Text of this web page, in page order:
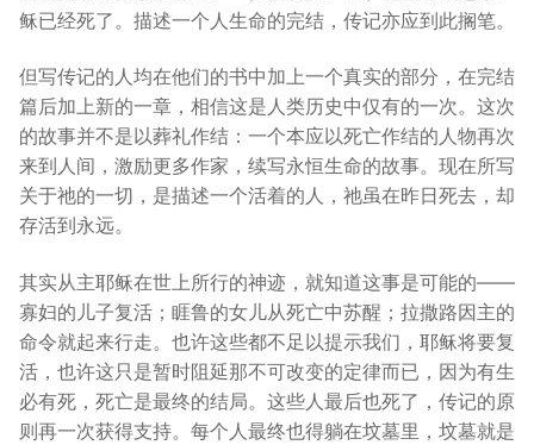
稣已经死了。描述一个人生命的完结，传记亦应到此搁笔。
但写传记的人均在他们的书中加上一个真实的部分，在完结
篇后加上新的一章，相信这是人类历史中仅有的一次。这次
的故事并不是以葬礼作结：一个本应以死亡作结的人物再次
来到人间，激励更多作家，续写永恒生命的故事。现在所写
关于祂的一切，是描述一个活着的人，祂虽在昨日死去，却
存活到永远。
其实从主耶稣在世上所行的神迹，就知道这事是可能的——
寡妇的儿子复活；睚鲁的女儿从死亡中苏醒；拉撒路因主的
命令就起来行走。也许这些都不足以提示我们，耶稣将要复
活，也许这只是暂时阻延那不可改变的定律而已，因为有生
必有死，死亡是最终的结局。这些人最后也死了，传记的原
则再一次获得支持。每个人最终也得躺在坟墓里，坟墓就是